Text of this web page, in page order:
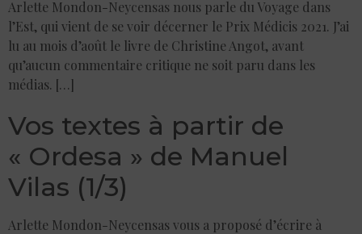
Arlette Mondon-Neycensas nous parle du Voyage dans
l’Est, qui vient de se voir décerner le Prix Médicis 2021. J’ai
lu au mois d’août le livre de Christine Angot, avant
qu’aucun commentaire critique ne soit paru dans les
médias. […]
Vos textes à partir de
« Ordesa » de Manuel
Vilas (1/3)
Arlette Mondon-Neycensas vous a proposé d’écrire à